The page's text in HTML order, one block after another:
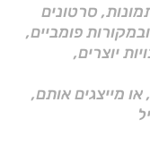
סרטונים
פומביים,
לחוק זכויות יוצרים,
מייצגים אותם,